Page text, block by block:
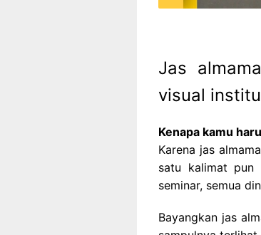
Jas
visual
Kenapa kamu
Karena jas
satu kalimat pun
seminar, semua
Bayangkan jas